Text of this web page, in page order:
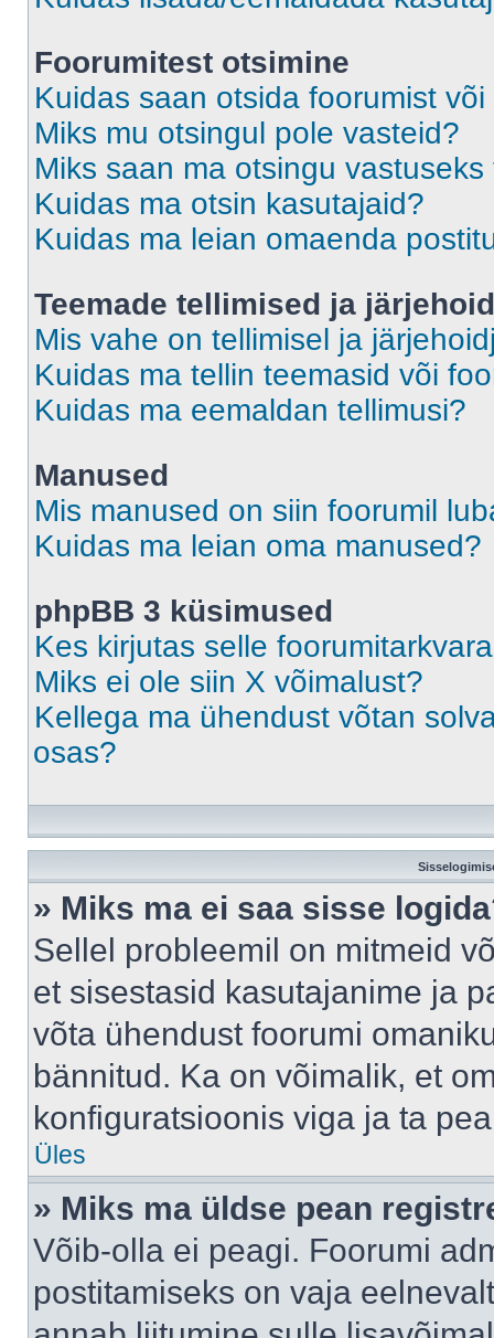
Foorumitest otsimine
Kuidas saan otsida foorumist
Miks mu otsingul pole vasteid?
Miks saan ma otsingu
Kuidas ma otsin kasutajaid?
Kuidas ma leian omaenda
Teemade tellimised ja
Mis vahe on tellimisel ja
Kuidas ma tellin teemasid või
Kuidas ma eemaldan tellimusi?
Manused
Mis manused on siin foorumil
Kuidas ma leian oma manused?
phpBB 3 küsimused
Kes kirjutas selle
Miks ei ole siin X võimalust?
Kellega ma ühendust võtan
osas?
» Miks ma ei saa sisse
Sellel probleemil on mitmeid
et sisestasid kasutajanime ja
võta ühendust foorumi
bännitud. Ka on võimalik, et
konfiguratsioonis viga ja ta
Üles
» Miks ma üldse pean
Võib-olla ei peagi. Foorumi
postitamiseks on vaja